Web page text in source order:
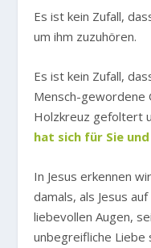
Es ist kein Zufall,
um ihm zuzuhören.
Es ist kein Zufall,
Mensch-gewordene
Holzkreuz gefoltert
hat sich für Sie
In Jesus erkennen
damals, als Jesus
liebevollen Augen,
unbegreifliche Liebe